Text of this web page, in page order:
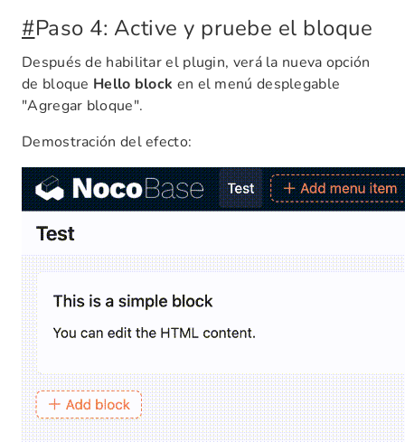
#Paso 4: Active y pruebe el bloque
Después de habilitar el plugin, verá la nueva opción
de bloque Hello block en el menú desplegable
"Agregar bloque".
Demostración del efecto: